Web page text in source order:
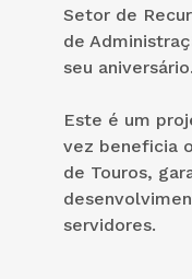
Setor de
de
seu aniversário.
Este é um
vez beneficia
de Touros,
servidores.